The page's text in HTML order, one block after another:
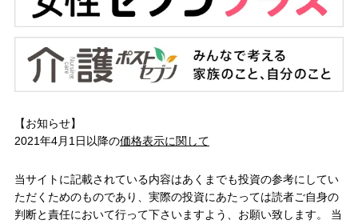
【お知らせ】
2021年4月1日以降の価格表示に関して
当サイトに記載されている内容はあくまでも投資の参考にしてい
ただくためのものであり、実際の投資にあたっては読者ご自身の
判断と責任において行って下さいますよう、お願い致します。 当